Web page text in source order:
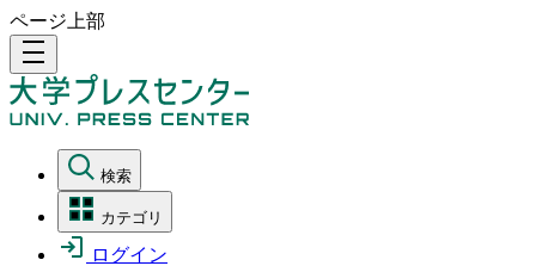
ページ上部
density_medium
検索
カテゴリ
ログイン